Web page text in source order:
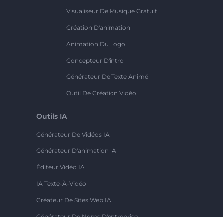
Visualiseur De Musique Gratuit
Création D'animation
Animation Du Logo
Concepteur D'intro
Générateur De Texte Animé
Outil De Création Vidéo
Outils IA
Générateur De Vidéos IA
Générateur D'animation IA
Éditeur Vidéo IA
IA Texte-À-Vidéo
Créateur De Sites Web IA